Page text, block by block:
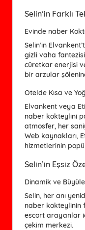
Selin’in Farklı
Evinde naber
Selin’in
gizli vaha
cüretkar enerjisi
bir arzular
Otelde Kısa ve
Elvankent veya
naber kokteylini
atmosfer, her
Web kaynakları,
hizmetlerinin
Selin’in Eşsiz
Dinamik ve
Selin, her anı
naber kokteylinin
escort arayanlar
çekim merkezi.